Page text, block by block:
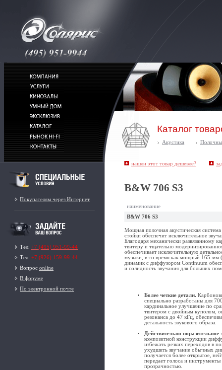
Покупателям через Интернет
Тел. +7 (495) 951-99-44
Тел. +7 (926) 159-99-44
Вопрос online
В форуме
По электронной почте
Каталог
Акустика
нашли этот товар дешевле?
B&W 706 S3
наименование
B&W 706 S3
Мощная полочная акустическая
стойки обеспечит исключительное
Благодаря механически развязанному
твитеру и тщательно
обеспечивает исключительную
музыки, в то время как мощный 165-
динамик с диффузором Continuum
и солидность звучания для больших
Более четкие детали.
специально разработаны для
кардинальное улучшение по
твитером с двойным куполом,
резонанса до 47 кГц,
детальность звукового образа.
Действительно поразительное
композитной конструкции
избежать резких переходов в
ухудшить звучание обычных
получается более открытое,
передает голоса и
прозрачностью.